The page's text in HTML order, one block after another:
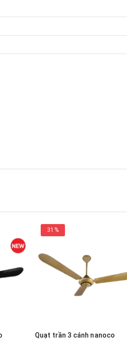
31%
Quạt trần 3 cánh nanoco